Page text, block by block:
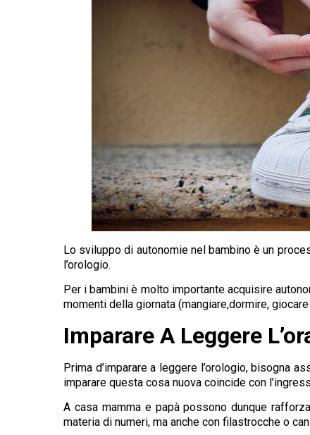
Lo sviluppo di autonomie nel bambino è un
l’orologio.
Per i bambini è molto importante acquisire
momenti della giornata (mangiare,dormire,
Imparare A Leggere
Prima d’imparare a leggere l’orologio, bisogna
imparare questa cosa nuova coincide con
A casa mamma e papà possono dunque
materia di numeri, ma anche con filastrocche o